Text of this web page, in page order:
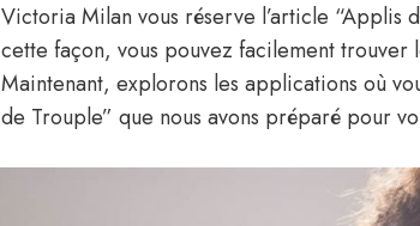
Victoria Milan vous réserve l’article “Applis
cette façon, vous pouvez facilement
Maintenant, explorons les applications où
de Trouple” que nous avons préparé pour